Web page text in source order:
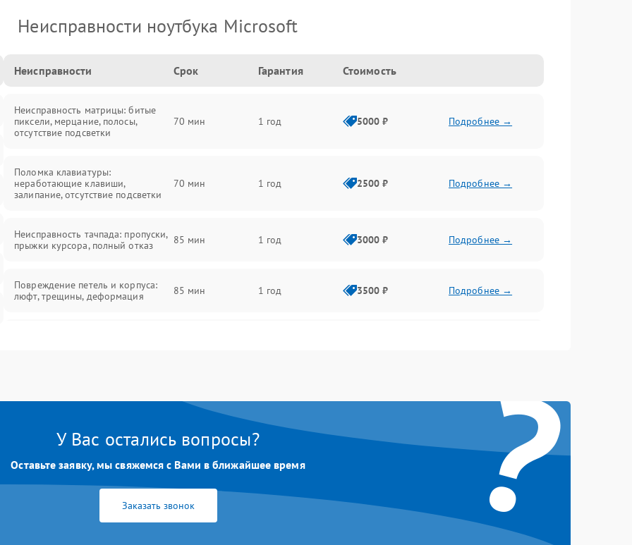
Неисправности ноутбука Microsoft
Неисправности Срок Гарантия Стоимость
Неисправность матрицы: битые
пиксели, мерцание, полосы,
отсутствие подсветки
70 мин 1 год 5000 ₽ Подробнее →
Поломка клавиатуры:
неработающие клавиши,
залипание, отсутствие подсветки
70 мин 1 год 2500 ₽ Подробнее →
Неисправность тачпада: пропуски,
прыжки курсора, полный отказ
85 мин 1 год 3000 ₽ Подробнее →
Повреждение петель и корпуса:
люфт, трещины, деформация
85 мин 1 год 3500 ₽ Подробнее →
85 мин 1 год 2000 ₽ Подробнее →
Перегрев из‑за пыли, износа
термопасты или неисправности
кулера
75 мин Подробнее →
Выход из строя SSD или HDD:
медленная загрузка, ошибки
80 мин Подробнее →
?
У Вас остались вопросы?
Оставьте заявку, мы свяжемся с Вами в ближайшее время
Заказать звонок